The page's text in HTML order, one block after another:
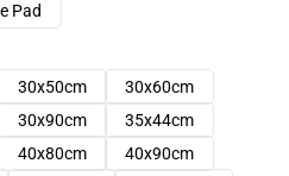
Pad
30x50cm
30x60cm
30x90cm
35x44cm
40x80cm
40x90cm